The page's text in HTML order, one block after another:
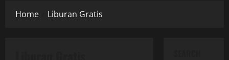
Home Liburan Gratis